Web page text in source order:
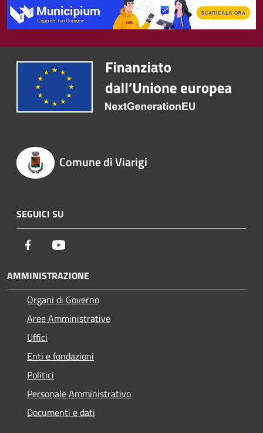
Comune di Viarigi
SEGUICI SU
Facebook
AMMINISTRAZIONE
Organi di Governo
Aree Amministrative
Uffici
Enti e fondazioni
Politici
Personale Amministrativo
Documenti e dati